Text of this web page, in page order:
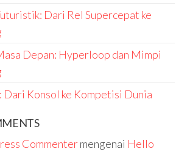
Dari Rel Supercepat ke
Depan: Hyperloop dan Mimpi
Dari Konsol ke Kompetisi Dunia
Commentermengenai Hello